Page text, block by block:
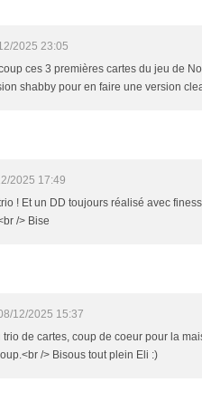
2025 23:05
ces 3 premières cartes du jeu de
shabby pour en faire une version
2025 17:49
! Et un DD toujours réalisé avec
/> Bise
12/2025 15:37
trio de cartes, coup de coeur pour la
/> Bisous tout plein Eli :)